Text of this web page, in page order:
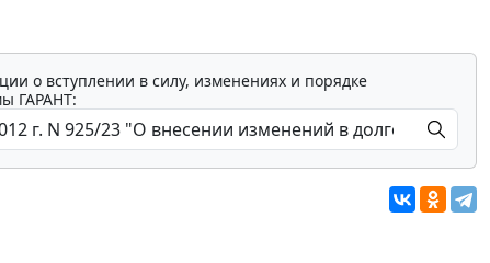
о вступлении в силу, изменениях и порядке
ГАРАНТ: